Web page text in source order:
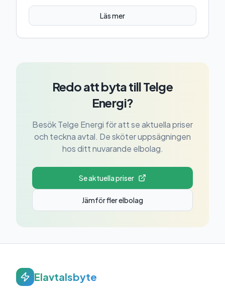
Läs mer
Redo att byta tillTelge
Energi?
BesökTelge Energi för att se aktuella priser
och teckna avtal. De sköter uppsägningen
hos ditt nuvarande elbolag.
Se aktuella priser
Jämför fler elbolag
Elavtalsbyte